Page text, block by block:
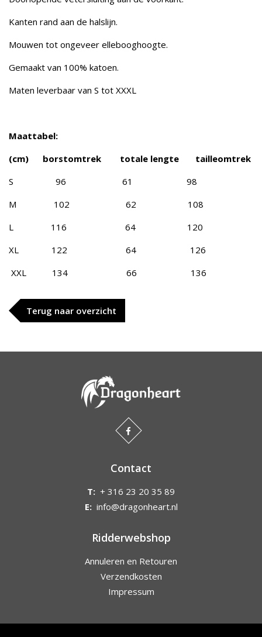
Kanten rand aan de halslijn.
Mouwen tot ongeveer ellebooghoogte.
Gemaakt van 100% katoen.
Maten leverbaar van S tot XXXL
Maattabel:
(cm) borstomtrek totale lengte tailleomtrek
S 96 61 98
M 102 62 108
L 116 64 120
XL 122 64 126
XXL 134 66 136
Terug naar overzicht
Contact
T: + 316 23 20 35 89
E: info@dragonheart.nl
Ridderwebshop
Annuleren en Retouren
Verzendkosten
Impressum